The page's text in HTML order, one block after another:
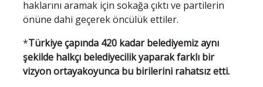
haklarını aramak için sokağa çıktı ve partilerin
önüne dahi geçerek öncülük ettiler.
*Türkiye çapında 420 kadar belediyemiz aynı
şekilde halkçı belediyecilik yaparak farklı bir
vizyon ortayakoyunca bu birilerini rahatsız etti.